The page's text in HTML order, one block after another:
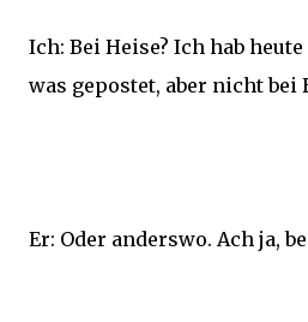
Ich: Bei Heise? Ich hab
was gepostet, aber nicht bei
Er: Oder anderswo. Ach ja,